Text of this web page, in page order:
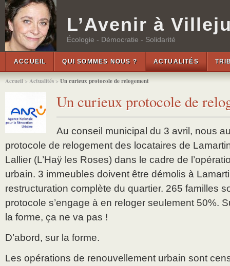
L’Avenir à
Écologie - Démocratie - Solidarité
ACCUEIL QUI SOMMES NOUS ? ACTUALITÉS
Accueil > Actualités > Un curieux protocole de relogement
Un curieux protocole de
Au conseil municipal du 3 avril, nous
protocole de relogement des locataires de
Lallier (L’Haÿ les Roses) dans le cadre de
urbain. 3 immeubles doivent être démolis à
restructuration complète du quartier. 265 familles
protocole s’engage à en reloger seulement 50%.
la forme, ça ne va pas !
D’abord, sur la forme.
Les opérations de renouvellement urbain sont